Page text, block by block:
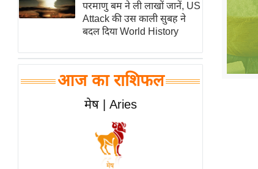
ऑटो वर्ल्ड
न्यूज ब्रीफ
बॉलीवुड
हॉलीवुड
फिल्म समीक्षा
लाइफस्टाइल
परमाणु बम ने ली लाखों जानें, US
Attack की उस काली सुबह ने
बदल दिया World History
आज का राशिफल
मेष | Aries